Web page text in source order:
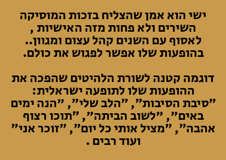
ישי הוא אמן שהצליח בזכות המוסיקה
השירים ולא פחות מזה האישיות ,
לאסוף עם השנים קהל עצום ומגוון..
בהופעות שלו אפשר לפגוש את כולם.
דוגמה קטנה לשורת הלהיטים שהפכה את
ההופעות שלו לתופעה ישראלית:
״סיבת הסיבות״, ״הלב שלי״, "הנה ימים
באים", "לשוב הביתה", ״תוכו רצוף
אהבה״, ״מציל אותי כל יום״, ״זוכר אני״
ועוד רבים .